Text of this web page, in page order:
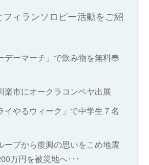
タイズシステム
ニングシステム
垂直搬送機）
ー
ィランソロピー活動をご紹
デーマーチ」で飲み物を無料奉
楽市にオークラコンベヤ出展
イやるウィーク」で中学生７名
ープから復興の思いをこめ地震
万円を被災地へ･･･